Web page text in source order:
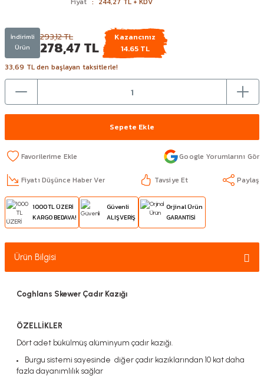
İndirimli
Ürün
293,12 TL
278,47 TL
Kazancınız
14.65 TL
33,69 TL den başlayan taksitlerle!
Sepete Ekle
Google Yorumlarını Gör
Fiyatı Düşünce Haber Ver Tavsiye Et Paylaş
1000 TL ÜZERİ
KARGO BEDAVA!
Güvenli
ALIŞVERİŞ
Orjinal Ürün
GARANTİSİ
Ürün Bilgisi
Coghlans Skewer Çadır Kazığı
ÖZELLİKLER
Dört adet bükülmüş alüminyum çadır kazığı.
Burgu sistemi sayesinde diğer çadır kazıklarından 10 kat daha
fazla dayanımlılık sağlar